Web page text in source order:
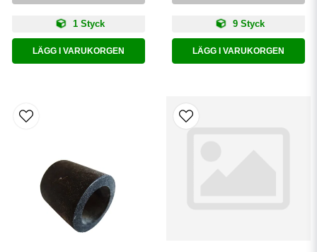
1 Styck
LÄGG I VARUKORGEN
9 Styck
LÄGG I VARUKORGEN